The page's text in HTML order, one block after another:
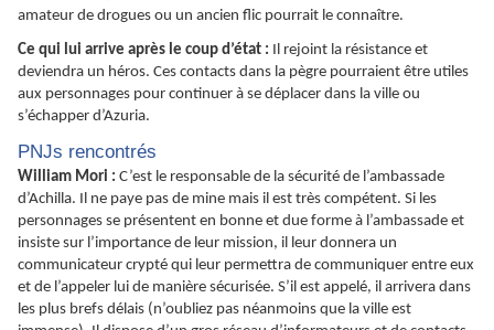
amateur de drogues ou un ancien flic pourrait le connaître.
Ce qui lui arrive après le coup d’état : Il rejoint la résistance et
deviendra un héros. Ces contacts dans la pègre pourraient être utiles
aux personnages pour continuer à se déplacer dans la ville ou
s’échapper d’Azuria.
PNJs rencontrés
William Mori : C’est le responsable de la sécurité de l’ambassade
d’Achilla. Il ne paye pas de mine mais il est très compétent. Si les
personnages se présentent en bonne et due forme à l’ambassade et
insiste sur l’importance de leur mission, il leur donnera un
communicateur crypté qui leur permettra de communiquer entre eux
et de l’appeler lui de manière sécurisée. S’il est appelé, il arrivera dans
les plus brefs délais (n’oubliez pas néanmoins que la ville est